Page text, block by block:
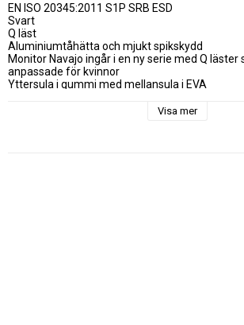
EN ISO 20345:2011 S1P SRB ESD
Svart
Q läst
Aluminiumtåhätta och mjukt spikskydd
Monitor Navajo ingår i en ny serie med Q läster
anpassade för kvinnor
Yttersula i gummi med mellansula i EVA
Hälpartiet är förstärkt med en extern
Visa mer